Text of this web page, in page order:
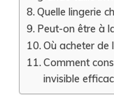
Quelle lingerie
Peut-on être à
Où acheter de
Comment
invisible